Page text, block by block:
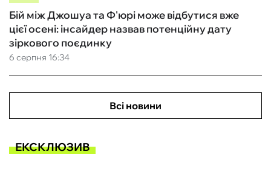
6 серпня 16:34
Бій між Джошуа та Ф'юрі може відбутися вже
цієї осені: інсайдер назвав потенційну дату
зіркового поєдинку
Всі новини
ЕКСКЛЮЗИВ